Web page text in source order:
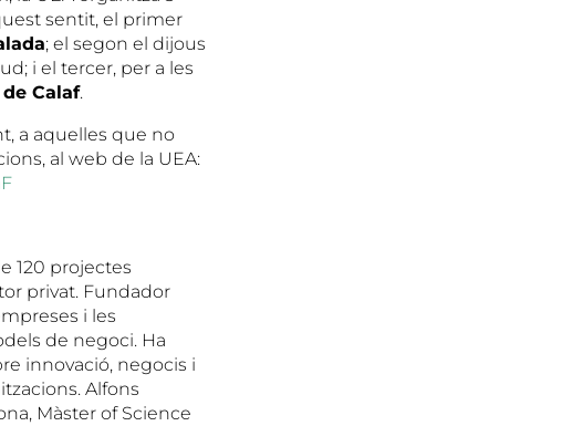
sentit, el primer
; el segon el dijous
i el tercer, per a les
Calaf.
a aquelles que no
al web de la UEA:
120 projectes
privat. Fundador
i les
de negoci. Ha
innovació, negocis i
Alfons
Màster of Science